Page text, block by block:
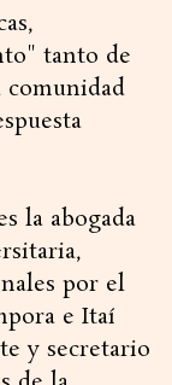
tanto de
comunidad
la abogada
por el
e Itaí
y secretario